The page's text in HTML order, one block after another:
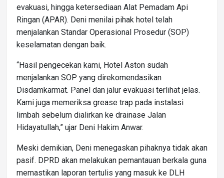
evakuasi, hingga ketersediaan Alat Pemadam Api
Ringan (APAR). Deni menilai pihak hotel telah
menjalankan Standar Operasional Prosedur (SOP)
keselamatan dengan baik.
“Hasil pengecekan kami, Hotel Aston sudah
menjalankan SOP yang direkomendasikan
Disdamkarmat. Panel dan jalur evakuasi terlihat jelas.
Kami juga memeriksa grease trap pada instalasi
limbah sebelum dialirkan ke drainase Jalan
Hidayatullah,” ujar Deni Hakim Anwar.
Meski demikian, Deni menegaskan pihaknya tidak akan
pasif. DPRD akan melakukan pemantauan berkala guna
memastikan laporan tertulis yang masuk ke DLH